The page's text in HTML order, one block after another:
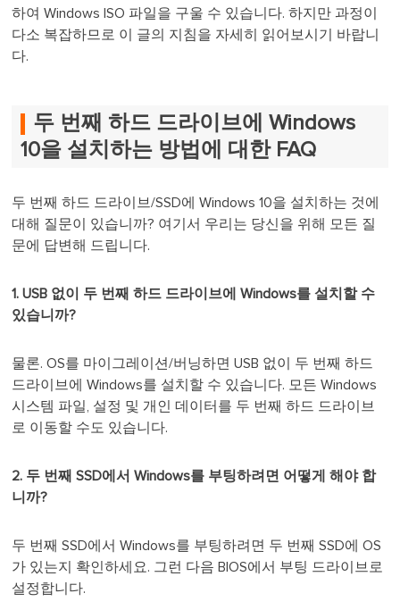
하여 Windows ISO 파일을 구울 수 있습니다. 하지만 과정이
다소 복잡하므로 이 글의 지침을 자세히 읽어보시기 바랍니
다.
두 번째 하드 드라이브에 Windows
10을 설치하는 방법에 대한 FAQ
두 번째 하드 드라이브/SSD에 Windows 10을 설치하는 것에
대해 질문이 있습니까? 여기서 우리는 당신을 위해 모든 질
문에 답변해 드립니다.
1. USB 없이 두 번째 하드 드라이브에 Windows를 설치할 수
있습니까?
물론. OS를 마이그레이션/버닝하면 USB 없이 두 번째 하드
드라이브에 Windows를 설치할 수 있습니다. 모든 Windows
시스템 파일, 설정 및 개인 데이터를 두 번째 하드 드라이브
로 이동할 수도 있습니다.
2. 두 번째 SSD에서 Windows를 부팅하려면 어떻게 해야 합
니까?
두 번째 SSD에서 Windows를 부팅하려면 두 번째 SSD에 OS
가 있는지 확인하세요. 그런 다음 BIOS에서 부팅 드라이브로
설정합니다.